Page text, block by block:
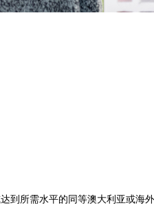
到所需水平的同等澳大利亚或海